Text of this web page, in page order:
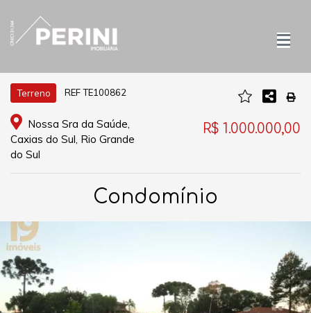
Terreno REF TE100862
Nossa Sra da Saúde,
Caxias do Sul, Rio Grande
do Sul
R$ 1.000.000,00
Condomínio